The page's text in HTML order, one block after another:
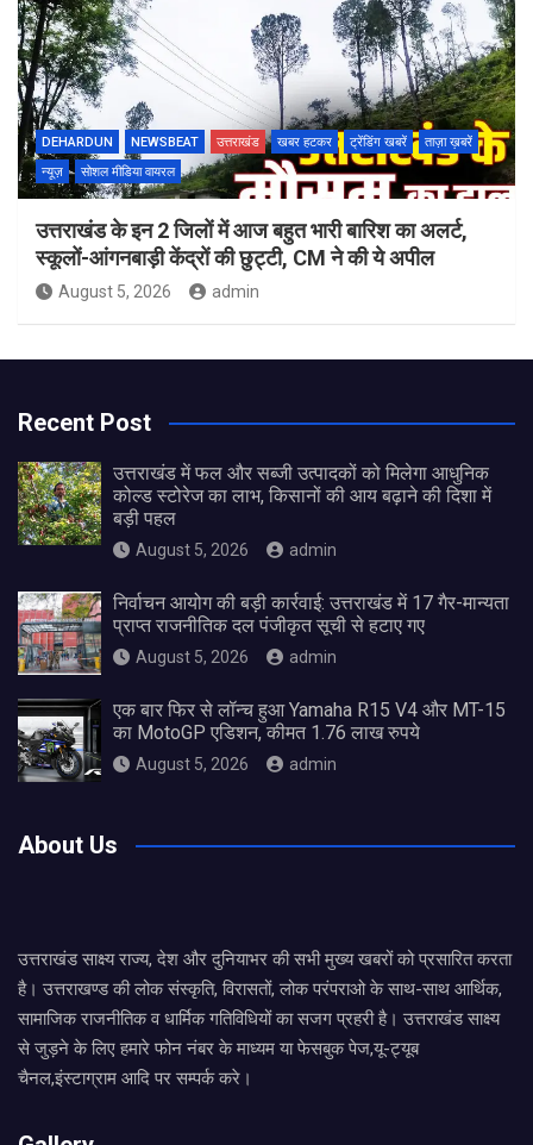
DEHARDUN NEWSBEAT उत्तराखंड खबर हटकर ट्रेंडिंग खबरें
ताज़ा ख़बरें
न्यूज़
सोशल मीडिया वायरल
उत्तराखंड के इन 2 जिलों में आज बहुत भारी बारिश का अलर्ट,
स्कूलों-आंगनबाड़ी केंद्रों की छुट्टी, CM ने की ये अपील
August 5, 2026 admin
Recent Post
उत्तराखंड में फल और सब्जी उत्पादकों को मिलेगा आधुनिक
कोल्ड स्टोरेज का लाभ, किसानों की आय बढ़ाने की दिशा में
बड़ी पहल
August 5, 2026 admin
निर्वाचन आयोग की बड़ी कार्रवाई: उत्तराखंड में 17 गैर-मान्यता
प्राप्त राजनीतिक दल पंजीकृत सूची से हटाए गए
August 5, 2026 admin
एक बार फिर से लॉन्च हुआ Yamaha R15 V4 और MT-15
का MotoGP एडिशन, कीमत 1.76 लाख रुपये
August 5, 2026 admin
About Us
उत्तराखंड साक्ष्य राज्य, देश और दुनियाभर की सभी मुख्य खबरों को प्रसारित करता
है। उत्तराखण्ड की लोक संस्कृति, विरासतों, लोक परंपराओ के साथ-साथ आर्थिक,
सामाजिक राजनीतिक व धार्मिक गतिविधियों का सजग प्रहरी है। उत्तराखंड साक्ष्य
से जुड़ने के लिए हमारे फोन नंबर के माध्यम या फेसबुक पेज,यू-ट्यूब
चैनल,इंस्टाग्राम आदि पर सम्पर्क करे।